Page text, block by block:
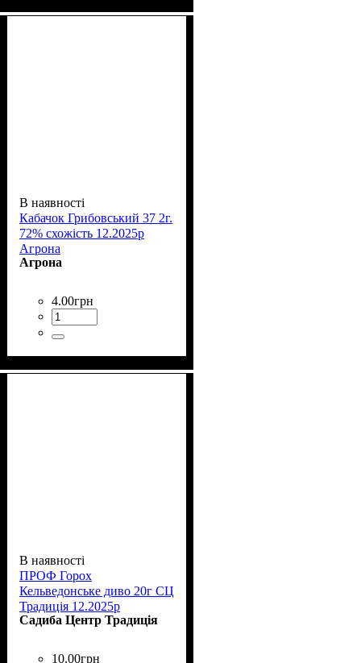
В наявності
Кабачок Грибовський 37 2г.
72% схожість 12.2025р
Агрона
Агрона
4.00грн
В наявності
ПРОФ Горох
Кельведонське диво 20г СЦ
Традиція 12.2025р
Садиба Центр Традиція
10.00грн